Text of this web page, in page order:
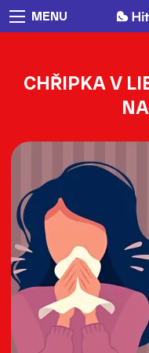
MENU
CHŘIPKA V